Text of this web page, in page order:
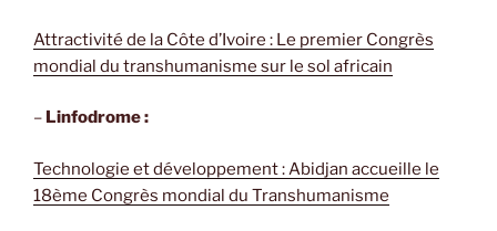
Attractivité de la Côte d’Ivoire : Le premier Congrès
mondial du transhumanisme sur le sol africain
– Linfodrome :
Technologie et développement : Abidjan accueille le
18ème Congrès mondial du Transhumanisme